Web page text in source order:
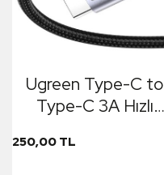
Ugreen Type-C to
Type-C 3A Hızlı
Kablosu 1 Metre
250,00 TL